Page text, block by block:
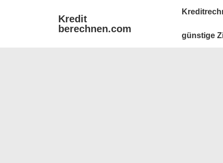
Kredit
berechnen.com
Main
günstige